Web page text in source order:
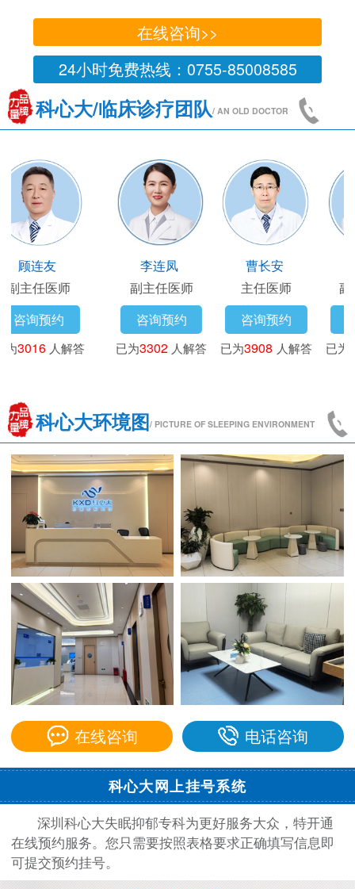
在线咨询>>
24小时免费热线：0755-85008585
科心大/临床诊疗团队/ AN OLD DOCTOR
王凯
任医师
询预约
人解答
王国陶
临床部主任
咨询预约
已为 4173人解答
顾连友
副主任医师
咨询预约
已为 3016人解答
副
已为
科心大环境图/ PICTURE OF SLEEPING ENVIRONMENT
在线咨询 电话咨询
科心大网上挂号系统
深圳科心大失眠抑郁专科为更好服务大众，特开通
在线预约服务。您只需要按照表格要求正确填写信息即
可提交预约挂号。